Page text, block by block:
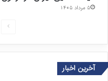
۵ مرداد ۱۴۰۵
ح
آخرین اخبار